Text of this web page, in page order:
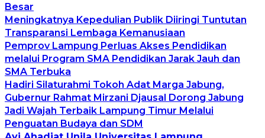
Besar
Meningkatnya Kepedulian Publik Diiringi Tuntutan
Transparansi Lembaga Kemanusiaan
Pemprov Lampung Perluas Akses Pendidikan
melalui Program SMA Pendidikan Jarak Jauh dan
SMA Terbuka
Hadiri Silaturahmi Tokoh Adat Marga Jabung,
Gubernur Rahmat Mirzani Djausal Dorong Jabung
Jadi Wajah Terbaik Lampung Timur Melalui
Penguatan Budaya dan SDM